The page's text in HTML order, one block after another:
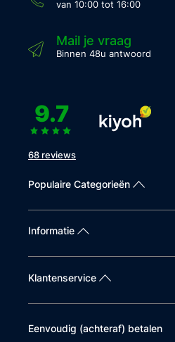
van 10:00 tot 16:00
Mail je vraag
Binnen 48u antwoord
9.7
68 reviews
Populaire Categorieën
Informatie
Klantenservice
Eenvoudig (achteraf) betalen